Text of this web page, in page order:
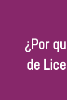
¿Por
de